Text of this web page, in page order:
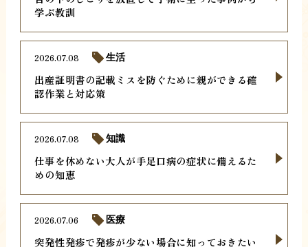
学ぶ教訓
出産証明書の記載ミスを防ぐために親ができる確
認作業と対応策
2026.07.08 生活
仕事を休めない大人が手足口病の症状に備えるた
めの知恵
2026.07.08 知識
突発性発疹で発疹が少ない場合に知っておきたい
2026.07.06 医療